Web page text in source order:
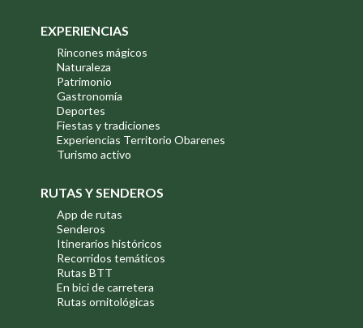
EXPERIENCIAS
Rincones mágicos
Naturaleza
Patrimonio
Gastronomía
Deportes
Fiestas y tradiciones
Experiencias Territorio Obarenes
Turismo activo
RUTAS Y SENDEROS
App de rutas
Senderos
Itinerarios históricos
Recorridos temáticos
Rutas BTT
En bici de carretera
Rutas ornitológicas